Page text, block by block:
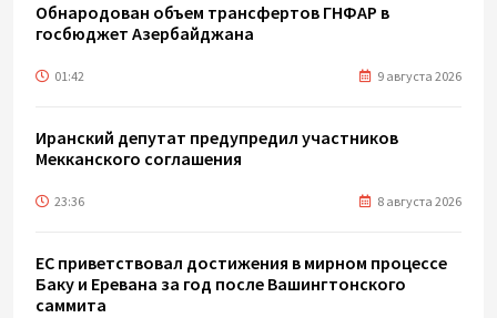
Обнародован объем трансфертов ГНФАР в
госбюджет Азербайджана
01:42 9 августа 2026
Иранский депутат предупредил участников
Мекканского соглашения
23:36 8 августа 2026
ЕС приветствовал достижения в мирном процессе
Баку и Еревана за год после Вашингтонского
саммита